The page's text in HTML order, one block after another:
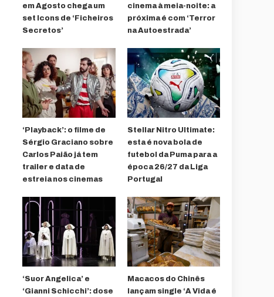
em Agosto chega um
set Icons de ‘Ficheiros
Secretos’
cinema à meia-noite: a
próxima é com ‘Terror
na Autoestrada’
‘Playback’: o filme de
Sérgio Graciano sobre
Carlos Paião já tem
trailer e data de
estreia nos cinemas
Stellar Nitro Ultimate:
esta é nova bola de
futebol da Puma para a
época 26/27 da Liga
Portugal
‘Suor Angelica’ e
‘Gianni Schicchi’: dose
Macacos do Chinês
lançam single ‘A Vida é